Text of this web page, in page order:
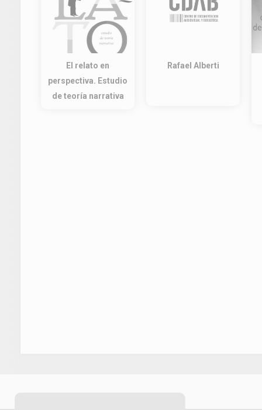
El relato en
perspectiva. Estudio
de teoría narrativa
Rafael Alberti